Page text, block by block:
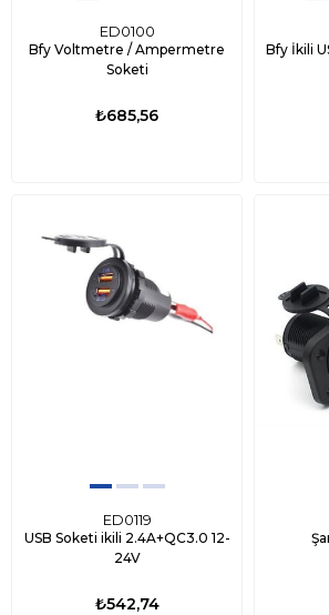
ED0100
Bfy Voltmetre / Ampermetre
Soketi
₺685,56
Bfy İkili
ED0119
USB Soketi ikili 2.4A+QC3.0 12-
24V
₺542,74